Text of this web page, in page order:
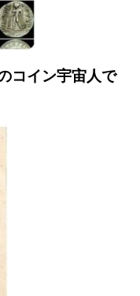
コイン宇宙人で